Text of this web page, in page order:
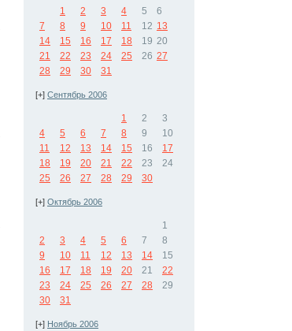
1 2 3 4 5
6
7
8 9 10 11 12 13
14
15 16 17 18 19 20
21
22 23 24 25 26 27
28
29 30 31
[+] Сентябрь 2006
1 2
3
4
5 6 7 8 9
10
11
12 13 14 15 16
17
18
19 20 21 22 23
24
25
26 27 28 29 30
[+] Октябрь 2006
1
2
3 4 5 6 7
8
9
10 11 12 13 14
15
16
17 18 19 20 21
22
23
24 25 26 27 28
29
30
31
[+] Ноябрь 2006